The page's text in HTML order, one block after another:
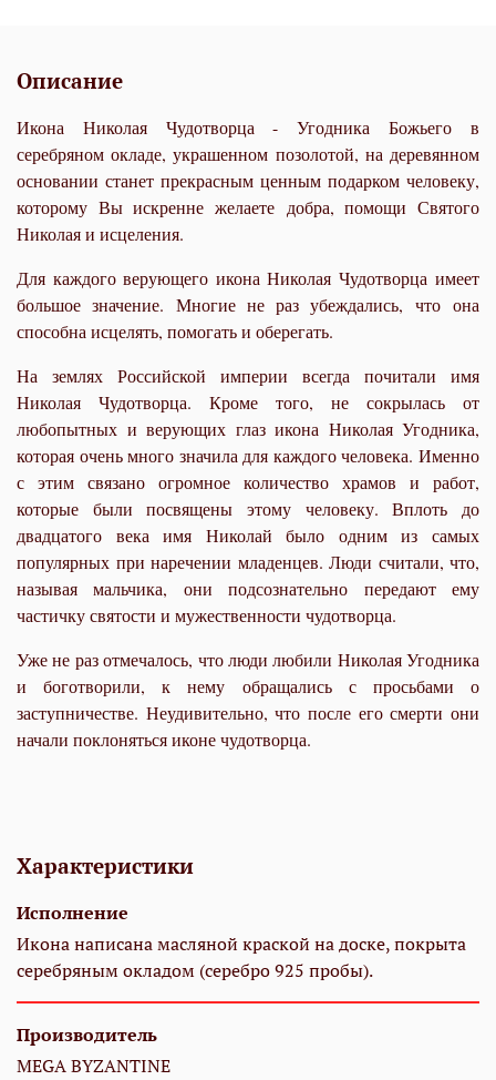
Описание
Икона Николая Чудотворца - Угодника Божьего в
серебряном окладе, украшенном позолотой, на деревянном
основании станет прекрасным ценным подарком человеку,
которому Вы искренне желаете добра, помощи Святого
Николая и исцеления.
Для каждого верующего икона Николая Чудотворца имеет
большое значение. Многие не раз убеждались, что она
способна исцелять, помогать и оберегать.
На землях Российской империи всегда почитали имя
Николая Чудотворца. Кроме того, не сокрылась от
любопытных и верующих глаз икона Николая Угодника,
которая очень много значила для каждого человека. Именно
с этим связано огромное количество храмов и работ,
которые были посвящены этому человеку. Вплоть до
двадцатого века имя Николай было одним из самых
популярных при наречении младенцев. Люди считали, что,
называя мальчика, они подсознательно передают ему
частичку святости и мужественности чудотворца.
Уже не раз отмечалось, что люди любили Николая Угодника
и боготворили, к нему обращались с просьбами о
заступничестве. Неудивительно, что после его смерти они
начали поклоняться иконе чудотворца.
Характеристики
Исполнение
Икона написана масляной краской на доске, покрыта
серебряным окладом (серебро 925 пробы).
Производитель
MEGA BYZANTINE